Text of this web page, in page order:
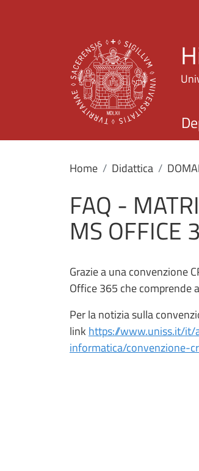
Home Didattica
FAQ -
MS
Grazie a una convenzione
Office 365 che comprende
Per la notizia sulla
link https://www.uniss.it/it/
informatica/convenzione-